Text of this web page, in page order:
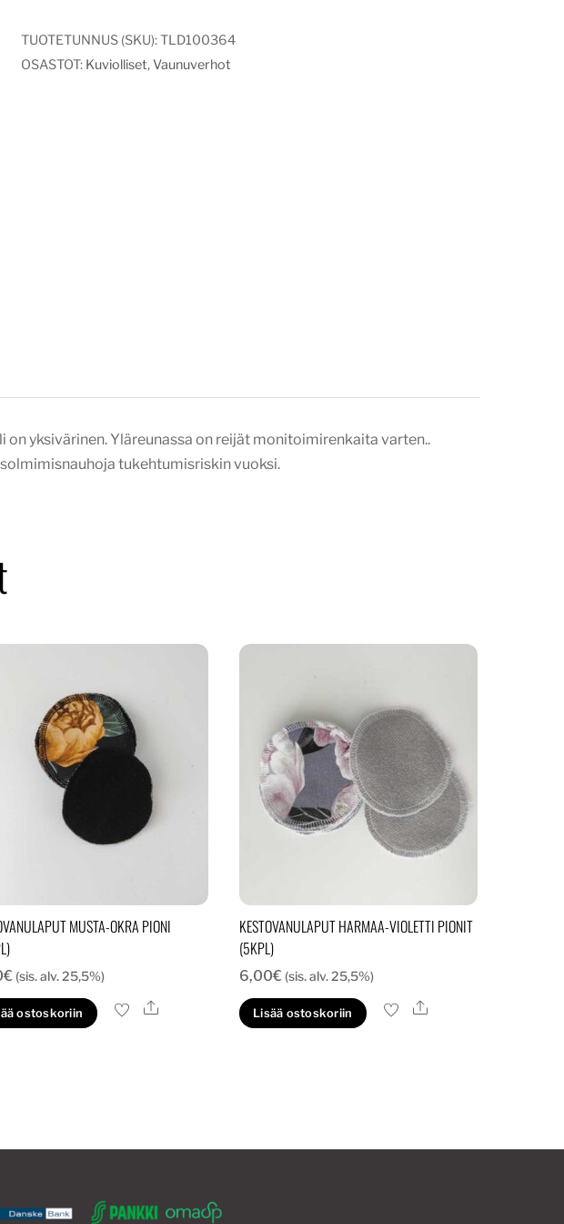
TUOTETUNNUS (SKU):TLD100364
OSASTOT: Kuviolliset,Vaunuverhot
yksivärinen. Yläreunassa on reijät monitoimirenkaita varten..
tukehtumisriskin vuoksi.
MUSTA-OKRA PIONI
€ (sis. alv. 25,5%)
ostoskoriin Ale
KESTOVANULAPUT HARMAA-VIOLETTI PIONIT
(5KPL)
6,00€ (sis. alv. 25,5%)
Lisää ostoskoriin Ale